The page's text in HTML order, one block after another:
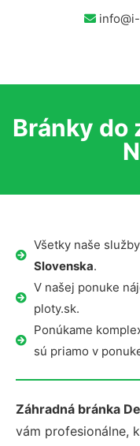
Bránky do
Všetky naše
Slovenska.
V našej ponuke
ploty.sk.
Ponúkame
sú priamo v
Záhradná bránka
vám profesionálne,